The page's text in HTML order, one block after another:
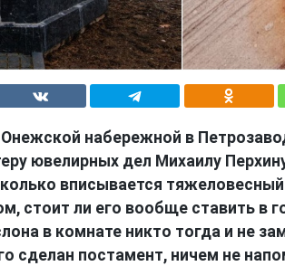
набережной в
ювелирных дел Михаилу
вписывается
стоит ли его вообще ставить в
в комнате никто тогда и не
сделан постамент, ничем не